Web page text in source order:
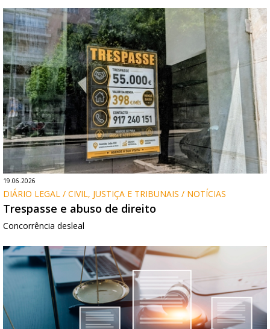
19.06.2026
DIÁRIO LEGAL / CIVIL, JUSTIÇA E TRIBUNAIS / NOTÍCIAS
Trespasse e abuso de direito
Concorrência desleal